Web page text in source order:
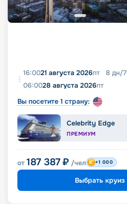
16:0021 августа 2026пт 8 дн/7
06:0028 августа 2026пт
Вы посетите 1 страну:
Celebrity Edge
ПРЕМИУМ
от 187 387 ₽ /чел +1 000
Выбрать круиз